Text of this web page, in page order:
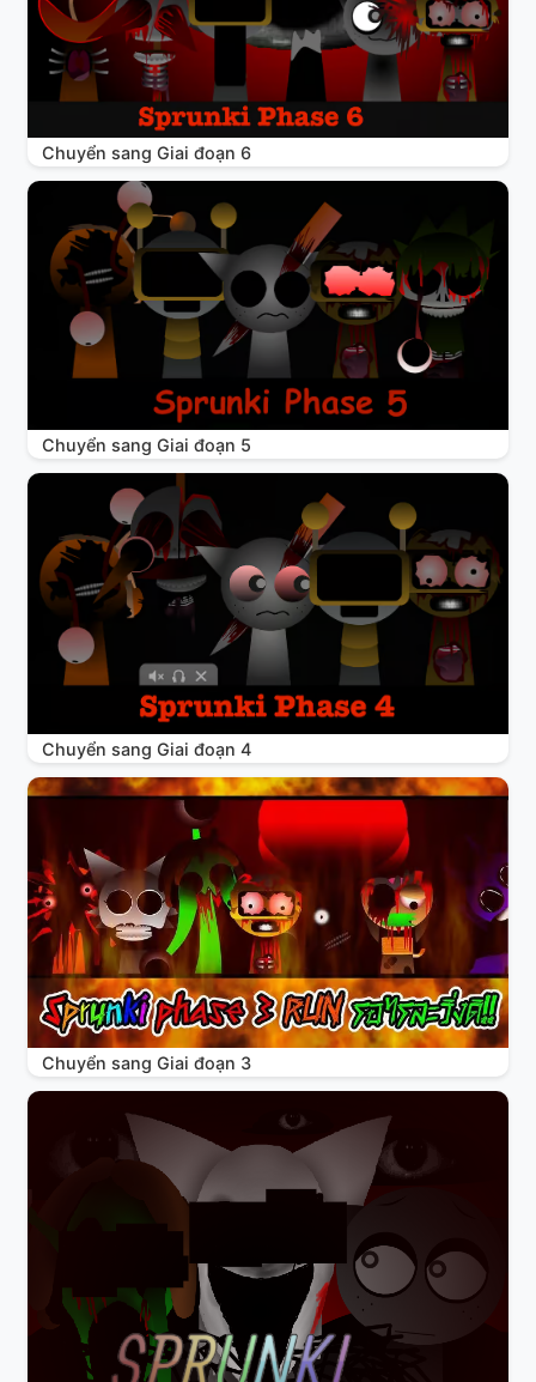
Chuyển sang Giai đoạn 6
Chuyển sang Giai đoạn 5
Chuyển sang Giai đoạn 4
Chuyển sang Giai đoạn 3